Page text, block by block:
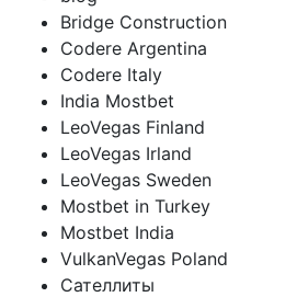
Bridge Construction
Codere Argentina
Codere Italy
India Mostbet
LeoVegas Finland
LeoVegas Irland
LeoVegas Sweden
Mostbet in Turkey
Mostbet India
VulkanVegas Poland
Сателлиты